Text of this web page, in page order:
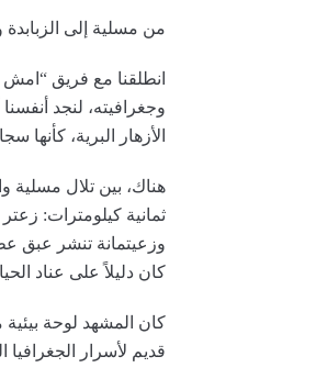
من مسلية إلى
وجغرافيته، لنجد
الأزهار البرية، كأنها
هناك، بين تلال مسلية
ثمانية كيلومترات:
وزعيتمانة تنشر عبق
كان دليلاً على عناد
كان المشهد لوحة
قديم لأسرار الجغرافيا